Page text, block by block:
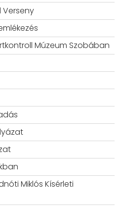
Verseny
Múzeum Szobában
Miklós Kísérleti